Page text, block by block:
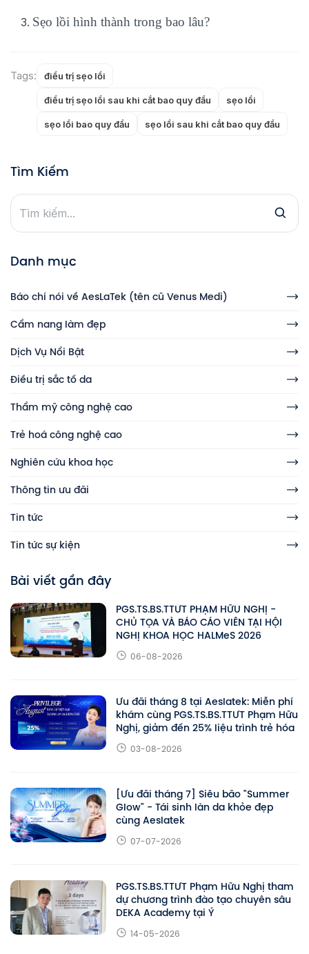
Sẹo lồi hình thành trong bao lâu?
Tags: điều trị sẹo lồi
điều trị sẹo lồi sau khi cắt bao quy đầu sẹo lồi
sẹo lồi bao quy đầu sẹo lồi sau khi cắt bao quy đầu
Tìm Kiếm
Danh mục
Báo chí nói về AesLaTek (tên cũ Venus Medi)
Cẩm nang làm đẹp
Dịch Vụ Nổi Bật
Điều trị sắc tố da
Thẩm mỹ công nghệ cao
Trẻ hoá công nghệ cao
Nghiên cứu khoa học
Thông tin ưu đãi
Tin tức
Tin tức sự kiện
Bài viết gần đây
PGS.TS.BS.TTƯT PHẠM HỮU NGHỊ -
CHỦ TỌA VÀ BÁO CÁO VIÊN TẠI HỘI
NGHỊ KHOA HỌC HALMeS 2026
06-08-2026
Ưu đãi tháng 8 tại Aeslatek: Miễn phí
khám cùng PGS.TS.BS.TTƯT Phạm Hữu
Nghị, giảm đến 25% liệu trình trẻ hóa
03-08-2026
[Ưu đãi tháng 7] Siêu bão "Summer
Glow" - Tái sinh làn da khỏe đẹp
cùng Aeslatek
07-07-2026
PGS.TS.BS.TTƯT Phạm Hữu Nghị tham
dự chương trình đào tạo chuyên sâu
DEKA Academy tại Ý
14-05-2026